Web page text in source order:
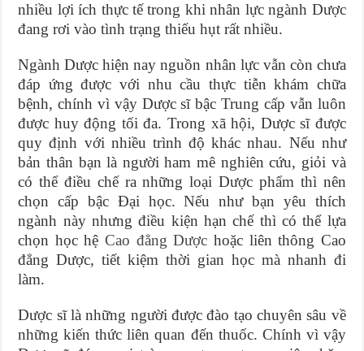
nhiều lợi ích thực tế trong khi nhân lực ngành Dược
đang rơi vào tình trạng thiếu hụt rất nhiều.
Ngành Dược hiện nay nguồn nhân lực vẫn còn chưa
đáp ứng được với nhu cầu thực tiễn khám chữa
bệnh, chính vì vậy Dược sĩ bậc Trung cấp vẫn luôn
được huy động tối đa. Trong xã hội, Dược sĩ được
quy định với nhiều trình độ khác nhau. Nếu như
bản thân bạn là người ham mê nghiên cứu, giỏi và
có thể điều chế ra những loại Dược phẩm thì nên
chọn cấp bậc Đại học. Nếu như bạn yêu thích
ngành này nhưng điều kiện hạn chế thì có thể lựa
chọn học hệCao đẳng Dược hoặc liên thông Cao
đẳng Dược, tiết kiệm thời gian học mà nhanh đi
làm.
Dược sĩ là những người được đào tạo chuyên sâu về
những kiến thức liên quan đến thuốc. Chính vì vậy